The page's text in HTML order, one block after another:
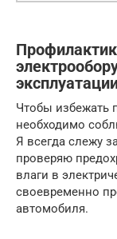
Чтобы избежать
необходимо
Я всегда слежу
проверяю
влаги в
своевременно
автомобиля.